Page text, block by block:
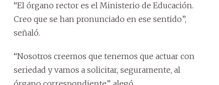
“El órgano rector es el Ministerio de Educación.
Creo que se han pronunciado en ese sentido”,
señaló.
“Nosotros creemos que tenemos que actuar con
seriedad y vamos a solicitar, seguramente, al